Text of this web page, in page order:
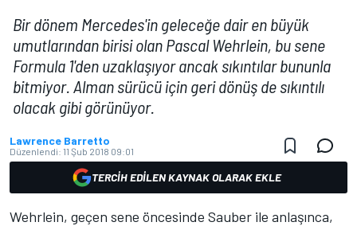
Bir dönem Mercedes'in geleceğe dair en büyük
umutlarından birisi olan Pascal Wehrlein, bu sene
Formula 1'den uzaklaşıyor ancak sıkıntılar bununla
bitmiyor. Alman sürücü için geri dönüş de sıkıntılı
olacak gibi görünüyor.
Lawrence Barretto
Düzenlendi: 11 Şub 2018 09:01
TERCIH EDILEN KAYNAK OLARAK EKLE
Wehrlein, geçen sene öncesinde Sauber ile anlaşınca,